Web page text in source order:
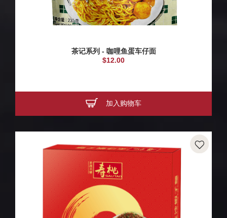
茶记系列 - 咖哩鱼蛋车仔面
$12.00
加入购物车